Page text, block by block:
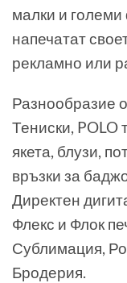
малки и големи
напечатат
рекламно или
Разнообразие
Тениски, POLO
якета, блузи,
връзки за
Директен
Флекс и Флок
Сублимация,
Бродерия.